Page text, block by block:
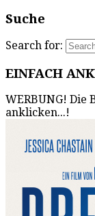
Suche
Search for:
EINFACH
WERBUNG!
anklicken...!